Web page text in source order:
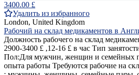
3400.00 £
Удалить из избранного
London, United Kingdom
Рабочий на склад медикаментов в
Должность рабочего на склад
2900-3400 £ ,12-16 £ в час Тип
Пол:Для мужчин, женщин и семейных
опыта работы Требуются рабочие на